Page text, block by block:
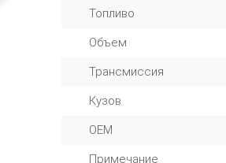
Топливо
Объем
Трансмиссия
Кузов
OEM
Примечание